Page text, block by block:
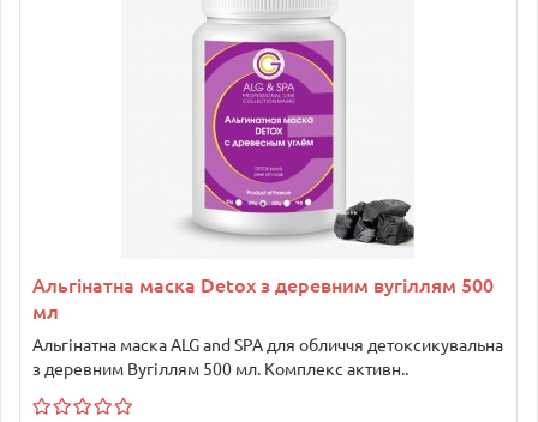
Альгінатна маска Detox з деревним вугіллям 500
мл
Альгінатна маска ALG and SPA для обличчя детоксикувальна
з деревним Вугіллям 500 мл. Комплекс активн..